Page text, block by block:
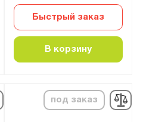
Быстрый заказ
В корзину
под заказ